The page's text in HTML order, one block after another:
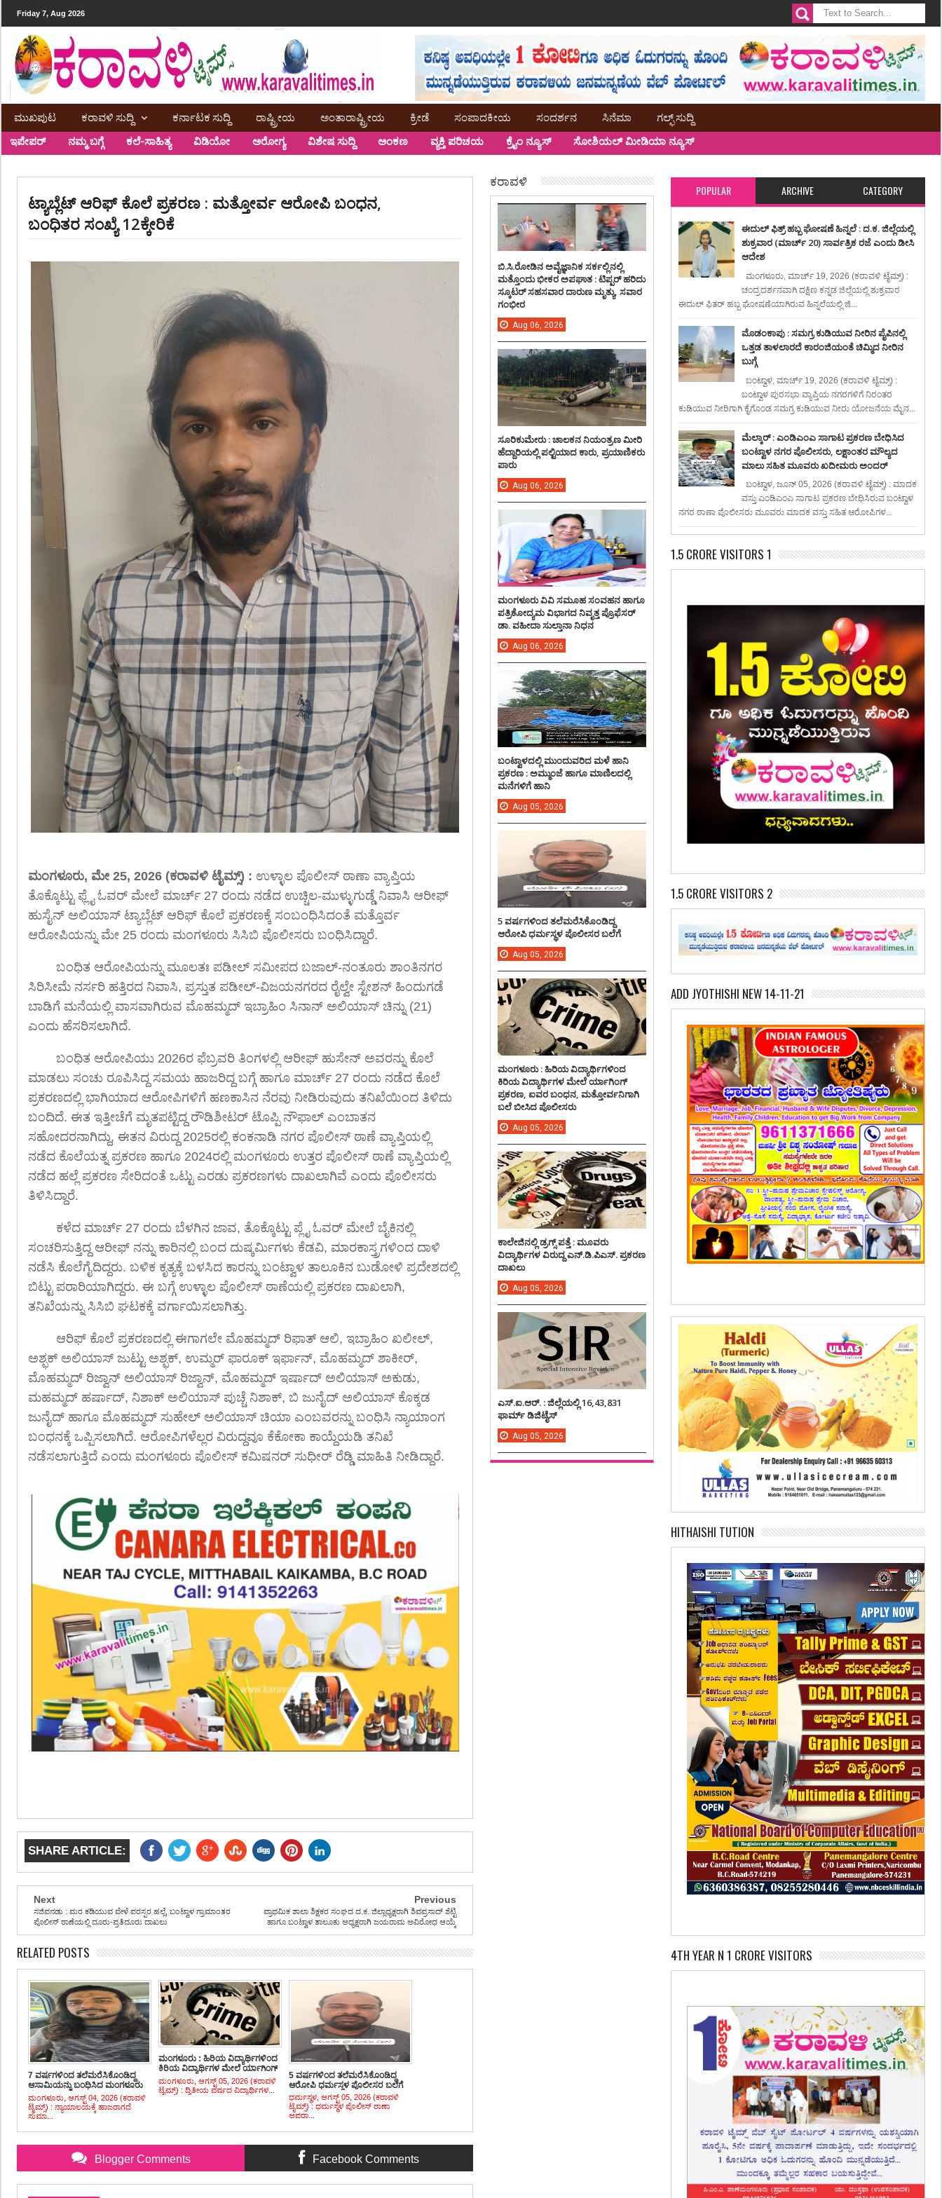
Friday 7, Aug 2026
ಮುಖಪುಟ ಕರಾವಳಿ ಸುದ್ದಿ ಕರ್ನಾಟಕ ಸುದ್ದಿ ರಾಷ್ಟ್ರೀಯ ಅಂತಾರಾಷ್ಟ್ರೀಯ ಕ್ರೀಡೆ ಸಂಪಾದಕೀಯ ಸಂದರ್ಶನ ಸಿನೆಮಾ ಗಲ್ಫ್ ಸುದ್ದಿ
ಇಪೇಪರ್ ನಮ್ಮ ಬಗ್ಗೆ ಕಲೆ-ಸಾಹಿತ್ಯ ವಿಡಿಯೋ ಅರೋಗ್ಯ ವಿಶೇಷ ಸುದ್ದಿ ಅಂಕಣ ವ್ಯಕ್ತಿ ಪರಿಚಯ ಕ್ರೈಂ ನ್ಯೂಸ್ ಸೋಶಿಯಲ್ ಮೀಡಿಯಾ ನ್ಯೂಸ್
ಟ್ಯಾಬ್ಲೆಟ್ ಆರಿಫ್ ಕೊಲೆ ಪ್ರಕರಣ : ಮತ್ತೋರ್ವ ಆರೋಪಿ ಬಂಧನ,
ಬಂಧಿತರ ಸಂಖ್ಯೆ 12ಕ್ಕೇರಿಕೆ
ಮಂಗಳೂರು, ಮೇ 25, 2026 (ಕರಾವಳಿ ಟೈಮ್ಸ್) : ಉಳ್ಳಾಲ ಪೊಲೀಸ್ ಠಾಣಾ ವ್ಯಾಪ್ತಿಯ
ತೊಕ್ಕೊಟ್ಟು ಫ್ಲೈ ಓವರ್ ಮೇಲೆ ಮಾರ್ಚ್ 27 ರಂದು ನಡೆದ ಉಚ್ಚಿಲ-ಮುಳ್ಳುಗುಡ್ಡೆ ನಿವಾಸಿ ಆರೀಫ್
ಹುಸೈನ್ ಅಲಿಯಾಸ್ ಟ್ಯಾಬ್ಲೆಟ್ ಆರಿಫ್ ಕೊಲೆ ಪ್ರಕರಣಕ್ಕೆ ಸಂಬಂಧಿಸಿದಂತೆ ಮತ್ತೊರ್ವ
ಆರೋಪಿಯನ್ನು ಮೇ 25 ರಂದು ಮಂಗಳೂರು ಸಿಸಿಬಿ ಪೊಲೀಸರು ಬಂಧಿಸಿದ್ದಾರೆ.
ಬಂಧಿತ ಆರೋಪಿಯನ್ನು ಮೂಲತಃ ಪಡೀಲ್ ಸಮೀಪದ ಬಜಾಲ್-ನಂತೂರು ಶಾಂತಿನಗರ
ಸಿರಿಸೀಮೆ ನರ್ಸರಿ ಹತ್ತಿರದ ನಿವಾಸಿ, ಪ್ರಸ್ತುತ ಪಡೀಲ್-ವಿಜಯನಗರದ ರೈಲ್ವೇ ಸ್ಟೇಶನ್ ಹಿಂದುಗಡೆ
ಬಾಡಿಗೆ ಮನೆಯಲ್ಲಿ ವಾಸವಾಗಿರುವ ಮೊಹಮ್ಮದ್ ಇಬ್ರಾಹಿಂ ಸಿನಾನ್ ಅಲಿಯಾಸ್ ಚಿನ್ನು (21)
ಎಂದು ಹೆಸರಿಸಲಾಗಿದೆ.
ಬಂಧಿತ ಆರೋಪಿಯು 2026ರ ಫೆಬ್ರವರಿ ತಿಂಗಳಲ್ಲಿ ಆರೀಫ್ ಹುಸೇನ್ ಅವರನ್ನು ಕೊಲೆ
ಮಾಡಲು ಸಂಚು ರೂಪಿಸಿದ್ದ ಸಮಯ ಹಾಜರಿದ್ದ ಬಗ್ಗೆ ಹಾಗೂ ಮಾರ್ಚ್ 27 ರಂದು ನಡೆದ ಕೊಲೆ
ಪ್ರಕರಣದಲ್ಲಿ ಭಾಗಿಯಾದ ಆರೋಪಿಗಳಿಗೆ ಹಣಕಾಸಿನ ನೆರವು ನೀಡಿರುವುದು ತನಿಖೆಯಿಂದ ತಿಳಿದು
ಬಂದಿದೆ. ಈತ ಇತ್ತೀಚೆಗೆ ಮೃತಪಟ್ಟಿದ್ದ ರೌಡಿಶೀಟರ್ ಟೊಪ್ಪಿ ನೌಫಾಲ್ ಎಂಬಾತನ
ಸಹೋದರನಾಗಿದ್ದು, ಈತನ ವಿರುದ್ದ 2025ರಲ್ಲಿ ಕಂಕನಾಡಿ ನಗರ ಪೊಲೀಸ್ ಠಾಣೆ ವ್ಯಾಪ್ತಿಯಲ್ಲಿ
ನಡೆದ ಕೊಲೆಯತ್ನ ಪ್ರಕರಣ ಹಾಗೂ 2024ರಲ್ಲಿ ಮಂಗಳೂರು ಉತ್ತರ ಪೊಲೀಸ್ ಠಾಣೆ ವ್ಯಾಪ್ತಿಯಲ್ಲಿ
ನಡೆದ ಹಲ್ಲೆ ಪ್ರಕರಣ ಸೇರಿದಂತೆ ಒಟ್ಟು ಎರಡು ಪ್ರಕರಣಗಳು ದಾಖಲಾಗಿವೆ ಎಂದು ಪೊಲೀಸರು
ತಿಳಿಸಿದ್ದಾರೆ.
ಕಳೆದ ಮಾರ್ಚ್ 27 ರಂದು ಬೆಳಗಿನ ಜಾವ, ತೊಕ್ಕೊಟ್ಟು ಪ್ಲೈ ಓವರ್ ಮೇಲೆ ಬೈಕಿನಲ್ಲಿ
ಸಂಚರಿಸುತ್ತಿದ್ದ ಆರೀಫ್ ನನ್ನು ಕಾರಿನಲ್ಲಿ ಬಂದ ದುಷ್ಕರ್ಮಿಗಳು ಕೆಡವಿ, ಮಾರಕಾಸ್ತ್ರಗಳಿಂದ ದಾಳಿ
ನಡೆಸಿ ಕೊಲೆಗೈದಿದ್ದರು. ಬಳಿಕ ಕೃತ್ಯಕ್ಕೆ ಬಳಸಿದ ಕಾರನ್ನು ಬಂಟ್ವಾಳ ತಾಲೂಕಿನ ಬುಡೋಳಿ ಪ್ರದೇಶದಲ್ಲಿ
ಬಿಟ್ಟು ಪರಾರಿಯಾಗಿದ್ದರು. ಈ ಬಗ್ಗೆ ಉಳ್ಳಾಲ ಪೊಲೀಸ್ ಠಾಣೆಯಲ್ಲಿ ಪ್ರಕರಣ ದಾಖಲಾಗಿ,
ತನಿಖೆಯನ್ನು ಸಿಸಿಬಿ ಘಟಕಕ್ಕೆ ವರ್ಗಾಯಿಸಲಾಗಿತ್ತು.
ಆರಿಫ್ ಕೊಲೆ ಪ್ರಕರಣದಲ್ಲಿ ಈಗಾಗಲೇ ಮೊಹಮ್ಮದ್ ರಿಫಾತ್ ಆಲಿ, ಇಬ್ರಾಹಿಂ ಖಲೀಲ್,
ಅಶ್ಫಕ್ ಅಲಿಯಾಸ್ ಜುಟ್ಟು ಅಶ್ಫಕ್, ಉಮ್ಮರ್ ಫಾರೂಕ್ ಇರ್ಫಾನ್, ಮೊಹಮ್ಮದ್ ಶಾಕೀರ್,
ಮೊಹಮ್ಮದ್ ರಿಜ್ವಾನ್ ಅಲಿಯಾಸ್ ರಿಜ್ವಾನ್, ಮೊಹಮ್ಮದ್ ಇರ್ಷಾದ್ ಅಲಿಯಾಸ್ ಅಕುಡು,
ಮಹಮ್ಮದ್ ಹರ್ಷಾದ್, ನಿಶಾಕ್ ಅಲಿಯಾಸ್ ಪುಚ್ಚೆ ನಿಶಾಕ್, ಬಿ ಜುನೈದ್ ಅಲಿಯಾಸ್ ಕೊಕ್ಕಡ
ಜುನೈದ್ ಹಾಗೂ ಮೊಹಮ್ಮದ್ ಸುಹೇಲ್ ಅಲಿಯಾಸ್ ಚಿಯಾ ಎಂಬವರನ್ನು ಬಂಧಿಸಿ ನ್ಯಾಯಾಂಗ
ಬಂಧನಕ್ಕೆ ಒಪ್ಪಿಸಲಾಗಿದೆ. ಆರೋಪಿಗಳೆಲ್ಲರ ವಿರುದ್ದವೂ ಕೆಕೋಕಾ ಕಾಯ್ದೆಯಡಿ ತನಿಖೆ
ನಡೆಸಲಾಗುತ್ತಿದೆ ಎಂದು ಮಂಗಳೂರು ಪೊಲೀಸ್ ಕಮಿಷನರ್ ಸುಧೀರ್ ರೆಡ್ಡಿ ಮಾಹಿತಿ ನೀಡಿದ್ದಾರೆ.
SHARE ARTICLE:
Next
ಸಜಿಪನಡು : ಮರ ಕಡಿಯುವ ವೇಳೆ ಪರಸ್ಪರ ಹಲ್ಲೆ, ಬಂಟ್ವಾಳ ಗ್ರಾಮಾಂತರ
ಪೊಲೀಸ್ ಠಾಣೆಯಲ್ಲಿ ದೂರು-ಪ್ರತಿದೂರು ದಾಖಲು
Previous
ಪ್ರಾಥಮಿಕ ಶಾಲಾ ಶಿಕ್ಷಕರ ಸಂಘದ ದ.ಕ. ಜಿಲ್ಲಾಧ್ಯಕ್ಷರಾಗಿ ಶಿವಪ್ರಸಾದ್ ಶೆಟ್ಟಿ
ಹಾಗೂ ಬಂಟ್ವಾಳ ತಾಲೂಕು ಅಧ್ಯಕ್ಷರಾಗಿ ಜಯರಾಮ ಅವಿರೋಧ ಆಯ್ಕೆ
RELATED POSTS
7 ವರ್ಷಗಳಿಂದ ತಲೆಮರೆಸಿಕೊಂಡಿದ್ದ
ಆಸಾಮಿಯನ್ನು ಬಂಧಿಸಿದ ಮಂಗಳೂರು
ಪೊಲೀಸರು
ಮಂಗಳೂರು, ಆಗಸ್ಟ್ 04, 2026 (ಕರಾವಳಿ
ಟೈಮ್ಸ್) : ನ್ಯಾಯಾಲಯಕ್ಕೆ ಹಾಜರಾಗದೆ
ಸುಮಾ...
ಮಂಗಳೂರು : ಹಿರಿಯ ವಿದ್ಯಾರ್ಥಿಗಳಿಂದ
ಕಿರಿಯ ವಿದ್ಯಾರ್ಥಿಗಳ ಮೇಲೆ ರ್ಯಾಗಿಂಗ್
ಪ್ರಕರಣ, ಐವರ ಬಂಧನ,
ಮತ್ತೋರ್ವನಿಗಾಗಿ ಬಲೆ ಬೀಸಿದ
ಪೊಲೀಸರು
ಮಂಗಳೂರು, ಆಗಸ್ಟ್ 05, 2026 (ಕರಾವಳಿ
ಟೈಮ್ಸ್) : ದ್ವಿತೀಯ ವರ್ಷದ ವಿದ್ಯಾರ್ಥಿಗಳ...
5 ವರ್ಷಗಳಿಂದ ತಲೆಮರೆಸಿಕೊಂಡಿದ್ದ
ಆರೋಪಿ ಧರ್ಮಸ್ಥಳ ಪೊಲೀಸರ ಬಲೆಗೆ
ಧರ್ಮಸ್ಥಳ, ಆಗಸ್ಟ್ 05, 2026 (ಕರಾವಳಿ
ಟೈಮ್ಸ್) : ಧರ್ಮಸ್ಥಳ ಪೊಲೀಸ್ ಠಾಣಾ
ಅಪರಾ...
Blogger Comments Facebook Comments
POPULAR ARCHIVE CATEGORY
ಈದುಲ್ ಫಿತ್ರ್ ಹಬ್ಬ ಘೋಷಣೆ ಹಿನ್ನಲೆ : ದ.ಕ. ಜಿಲ್ಲೆಯಲ್ಲಿ
ಶುಕ್ರವಾರ (ಮಾರ್ಚ್ 20) ಸಾರ್ವತ್ರಿಕ ರಜೆ ಎಂದು ಡೀಸಿ
ಆದೇಶ
ಮಂಗಳೂರು, ಮಾರ್ಚ್ 19, 2026 (ಕರಾವಳಿ ಟೈಮ್ಸ್) :
ಚಂದ್ರದರ್ಶನವಾಗಿ ದಕ್ಷಿಣ ಕನ್ನಡ ಜಿಲ್ಲೆಯಲ್ಲಿ ಶುಕ್ರವಾರ
ಈದುಲ್ ಫಿತರ್ ಹಬ್ಬ ಘೋಷಣೆಯಾಗಿರುವ ಹಿನ್ನಲೆಯಲ್ಲಿ ಜಿ...
ಮೊಡಂಕಾಪು : ಸಮಗ್ರ ಕುಡಿಯುವ ನೀರಿನ ಪೈಪಿನಲ್ಲಿ
ಒತ್ತಡ ತಾಳಲಾರದೆ ಕಾರಂಜಿಯಂತೆ ಚಿಮ್ಮಿದ ನೀರಿನ
ಬುಗ್ಗೆ
ಬಂಟ್ವಾಳ, ಮಾರ್ಚ್ 19, 2026 (ಕರಾವಳಿ ಟೈಮ್ಸ್) :
ಬಂಟ್ವಾಳ ಪುರಸಭಾ ವ್ಯಾಪ್ತಿಯ ನಗರಗಳಿಗೆ ನಿರಂತರ
ಕುಡಿಯುವ ನೀರಿಗಾಗಿ ಕೈಗೊಂಡ ಸಮಗ್ರ ಕುಡಿಯುವ ನೀರು ಯೋಜನೆಯ ಮೈನ...
ಮೆಲ್ಕಾರ್ : ಎಂಡಿಎಂಎ ಸಾಗಾಟ ಪ್ರಕರಣ ಬೇಧಿಸಿದ
ಬಂಟ್ವಾಳ ನಗರ ಪೊಲೀಸರು, ಲಕ್ಷಾಂತರ ಮೌಲ್ಯದ
ಮಾಲು ಸಹಿತ ಮೂವರು ಖದೀಮರು ಅಂದರ್
ಬಂಟ್ವಾಳ, ಜೂನ್ 05, 2026 (ಕರಾವಳಿ ಟೈಮ್ಸ್) : ಮಾದಕ
ವಸ್ತು ಎಂಡಿಎಂಎ ಸಾಗಾಟ ಪ್ರಕರಣ ಬೇಧಿಸಿರುವ ಬಂಟ್ವಾಳ
ನಗರ ಠಾಣಾ ಪೊಲೀಸರು ಮೂವರು ಮಾದಕ ವಸ್ತು ಸಹಿತ ಆರೋಪಿಗಳ...
1.5 CRORE VISITORS 1
1.5 CRORE VISITORS 2
ADD JYOTHISHI NEW 14-11-21
HITHAISHI TUTION
4TH YEAR N 1 CRORE VISITORS
ಕರಾವಳಿ
ಬಿ.ಸಿ.ರೋಡಿನ ಅವೈಜ್ಞಾನಿಕ ಸರ್ಕಲ್ಲಿನಲ್ಲಿ
ಮತ್ತೊಂದು ಭೀಕರ ಅಪಘಾತ : ಟಿಪ್ಪರ್ ಹರಿದು
ಸ್ಕೂಟರ್ ಸಹಸವಾರ ದಾರುಣ ಮೃತ್ಯು, ಸವಾರ
ಗಂಭೀರ
Aug 06, 2026
ಸೂರಿಕುಮೇರು : ಚಾಲಕನ ನಿಯಂತ್ರಣ ಮೀರಿ
ಹೆದ್ದಾರಿಯಲ್ಲಿ ಪಲ್ಟಿಯಾದ ಕಾರು, ಪ್ರಯಾಣಿಕರು
ಪಾರು
Aug 06, 2026
ಮಂಗಳೂರು ವಿವಿ ಸಮೂಹ ಸಂವಹನ ಹಾಗೂ
ಪತ್ರಿಕೋದ್ಯಮ ವಿಭಾಗದ ನಿವೃತ್ತ ಪ್ರೊಫೆಸರ್
ಡಾ. ವಹೀದಾ ಸುಲ್ತಾನಾ ನಿಧನ
Aug 06, 2026
ಬಂಟ್ವಾಳದಲ್ಲಿ ಮುಂದುವರಿದ ಮಳೆ ಹಾನಿ
ಪ್ರಕರಣ : ಅಮ್ಮುಂಜೆ ಹಾಗೂ ಮಾಣಿಲದಲ್ಲಿ
ಮನೆಗಳಿಗೆ ಹಾನಿ
Aug 05, 2026
5 ವರ್ಷಗಳಿಂದ ತಲೆಮರೆಸಿಕೊಂಡಿದ್ದ
ಆರೋಪಿ ಧರ್ಮಸ್ಥಳ ಪೊಲೀಸರ ಬಲೆಗೆ
Aug 05, 2026
ಮಂಗಳೂರು : ಹಿರಿಯ ವಿದ್ಯಾರ್ಥಿಗಳಿಂದ
ಕಿರಿಯ ವಿದ್ಯಾರ್ಥಿಗಳ ಮೇಲೆ ರ್ಯಾಗಿಂಗ್
ಪ್ರಕರಣ, ಐವರ ಬಂಧನ, ಮತ್ತೋರ್ವನಿಗಾಗಿ
ಬಲೆ ಬೀಸಿದ ಪೊಲೀಸರು
Aug 05, 2026
ಕಾಲೇಜಿನಲ್ಲಿ ಡ್ರಗ್ಸ್ ಪತ್ತೆ : ಮೂವರು
ವಿದ್ಯಾರ್ಥಿಗಳ ವಿರುದ್ದ ಎನ್.ಡಿ.ಪಿಎಸ್. ಪ್ರಕರಣ
ದಾಖಲು
Aug 05, 2026
ಎಸ್.ಐ.ಆರ್. : ಜಿಲ್ಲೆಯಲ್ಲಿ 16,43,831
ಫಾರ್ಮ್ ಡಿಜಿಟೈಸ್
Aug 05, 2026